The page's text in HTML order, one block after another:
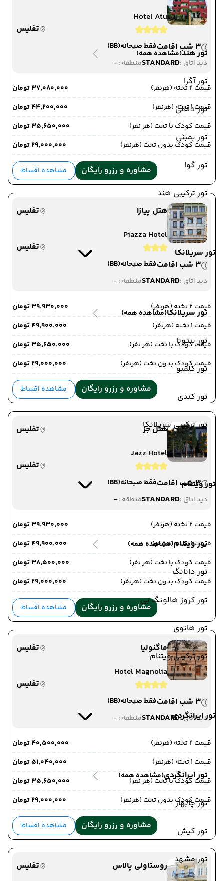
تور هند(مشاهده همه)
تور آگرا
تور دهلی
تور بمبئی
تور گوا
تور ترکیبی هند
تور سریلانکا
تور سریلانکا(مشاهده همه)
تور بنتوتا
تور کلمبو
تور کندی
تور ترکیبی سریلانکا
تور ویتنام
تور ویتنام(مشاهده همه)
تور دانانگ
تور کروز هالونگ بی
تور هانوی
تور ترکیبی ویتنام
تور ایرانگردی
تور ایرانگردی(مشاهده همه)
تور چابهار
تور کیش
تور مشهد
Hotel Atu
تفلیس
3 شب اقامت
فقط صبحانه(BB)
دید اتاق :STANDARDمنطقه :-
قیمت 2 تخته (هرنفر)
۳۷٬۰۸۰٬۰۰۰ تومان
قیمت 1 تخته (هرنفر)
۴۴٬۲۰۰٬۰۰۰ تومان
قیمت کودک با تخت (هر نفر)
۳۵٬۶۵۰٬۰۰۰ تومان
قیمت کودک بدون تخت (هرنفر)
۲۹٬۰۰۰٬۰۰۰ تومان
مشاوره و رزرو رایگان مشاهده اقساط
هتل پیازا
تفلیس
Piazza Hotel
تفلیس
3 شب اقامت
فقط صبحانه(BB)
دید اتاق :STANDARDمنطقه :-
قیمت 2 تخته (هرنفر)
۳۹٬۹۳۰٬۰۰۰ تومان
قیمت 1 تخته (هرنفر)
۴۹٬۹۰۰٬۰۰۰ تومان
قیمت کودک با تخت (هر نفر)
۳۵٬۶۵۰٬۰۰۰ تومان
قیمت کودک بدون تخت (هرنفر)
۲۹٬۰۰۰٬۰۰۰ تومان
مشاوره و رزرو رایگان مشاهده اقساط
هتل جز
تفلیس
Jazz Hotel
تفلیس
3 شب اقامت
فقط صبحانه(BB)
دید اتاق :STANDARDمنطقه :-
قیمت 2 تخته (هرنفر)
۳۹٬۹۳۰٬۰۰۰ تومان
قیمت 1 تخته (هرنفر)
۴۹٬۹۰۰٬۰۰۰ تومان
قیمت کودک با تخت (هر نفر)
۳۸٬۵۰۰٬۰۰۰ تومان
قیمت کودک بدون تخت (هرنفر)
۲۹٬۰۰۰٬۰۰۰ تومان
مشاوره و رزرو رایگان مشاهده اقساط
ماگنولیا
تفلیس
Hotel Magnolia
تفلیس
3 شب اقامت
فقط صبحانه(BB)
دید اتاق :STANDARDمنطقه :-
قیمت 2 تخته (هرنفر)
۴۰٬۵۰۰٬۰۰۰ تومان
قیمت 1 تخته (هرنفر)
۵۱٬۰۴۰٬۰۰۰ تومان
قیمت کودک با تخت (هر نفر)
۳۵٬۶۵۰٬۰۰۰ تومان
قیمت کودک بدون تخت (هرنفر)
۲۹٬۰۰۰٬۰۰۰ تومان
مشاوره و رزرو رایگان مشاهده اقساط
روستاولی پالاس
تفلیس